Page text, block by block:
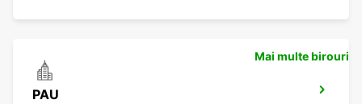
PAU
Mai multe birouri